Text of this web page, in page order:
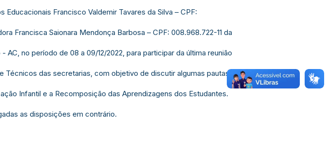
Francisco Valdemir Tavares da Silva – CPF:
Francisca Saionara Mendonça Barbosa – CPF: 008.968.722-11 da
no período de 08 a 09/12/2022, para participar da última reunião
Técnicos das secretarias, com objetivo de discutir algumas pautas
Infantil e a Recomposição das Aprendizagens dos Estudantes.
as disposições em contrário.